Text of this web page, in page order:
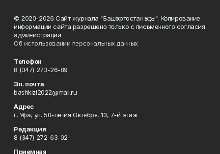
© 2020-2026 Сайт журнала "Башҡортостан ҡыҙы". Копирование
информации сайта разрешено только с письменного согласия
администрации.
Об использовании персональных данных
Телефон
8 (347) 273-26-89
Эл. почта
bashkizi2022@mail.ru
Адрес
г. Уфа, ул. 50-летия Октября, 13, 7-й этаж
Редакция
8 (347) 272-63-02
Приемная